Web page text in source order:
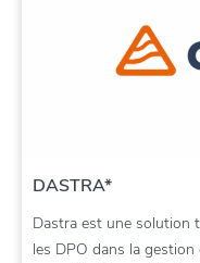
DASTRA*
Dastra est une solution
les DPO dans la